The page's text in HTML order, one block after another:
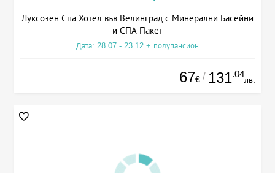
Луксозен Спа Хотел във Велинград с Минерални Басейни
и СПА Пакет
Дата: 28.07 - 23.12 + полупансион
67€ / 131.04
лв.